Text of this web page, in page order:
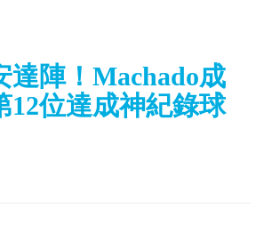
達陣！Machado成
12位達成神紀錄球